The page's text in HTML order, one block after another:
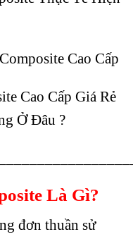
Cao Cấp
Cao Cấp Giá Rẻ
Ở Đâu ?
Là Gì?
đơn thuần sử